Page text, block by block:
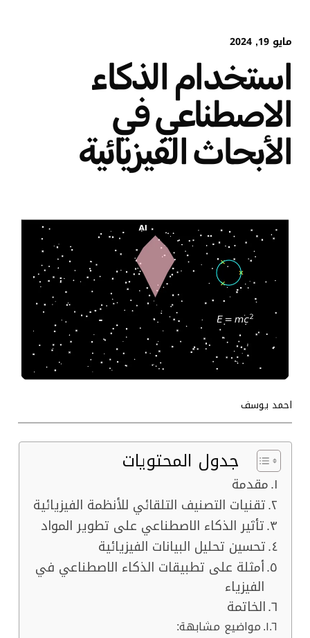
مايو 19, 2024
استخدام الذكاء
الاصطناعي في
الأبحاث الفيزيائية
احمد يوسف
جدول المحتويات
مقدمة
تقنيات التصنيف التلقائي للأنظمة الفيزيائية
تأثير الذكاء الاصطناعي على تطوير المواد
تحسين تحليل البيانات الفيزيائية
أمثلة على تطبيقات الذكاء الاصطناعي في
الفيزياء
الخاتمة
مواضيع مشابهة: